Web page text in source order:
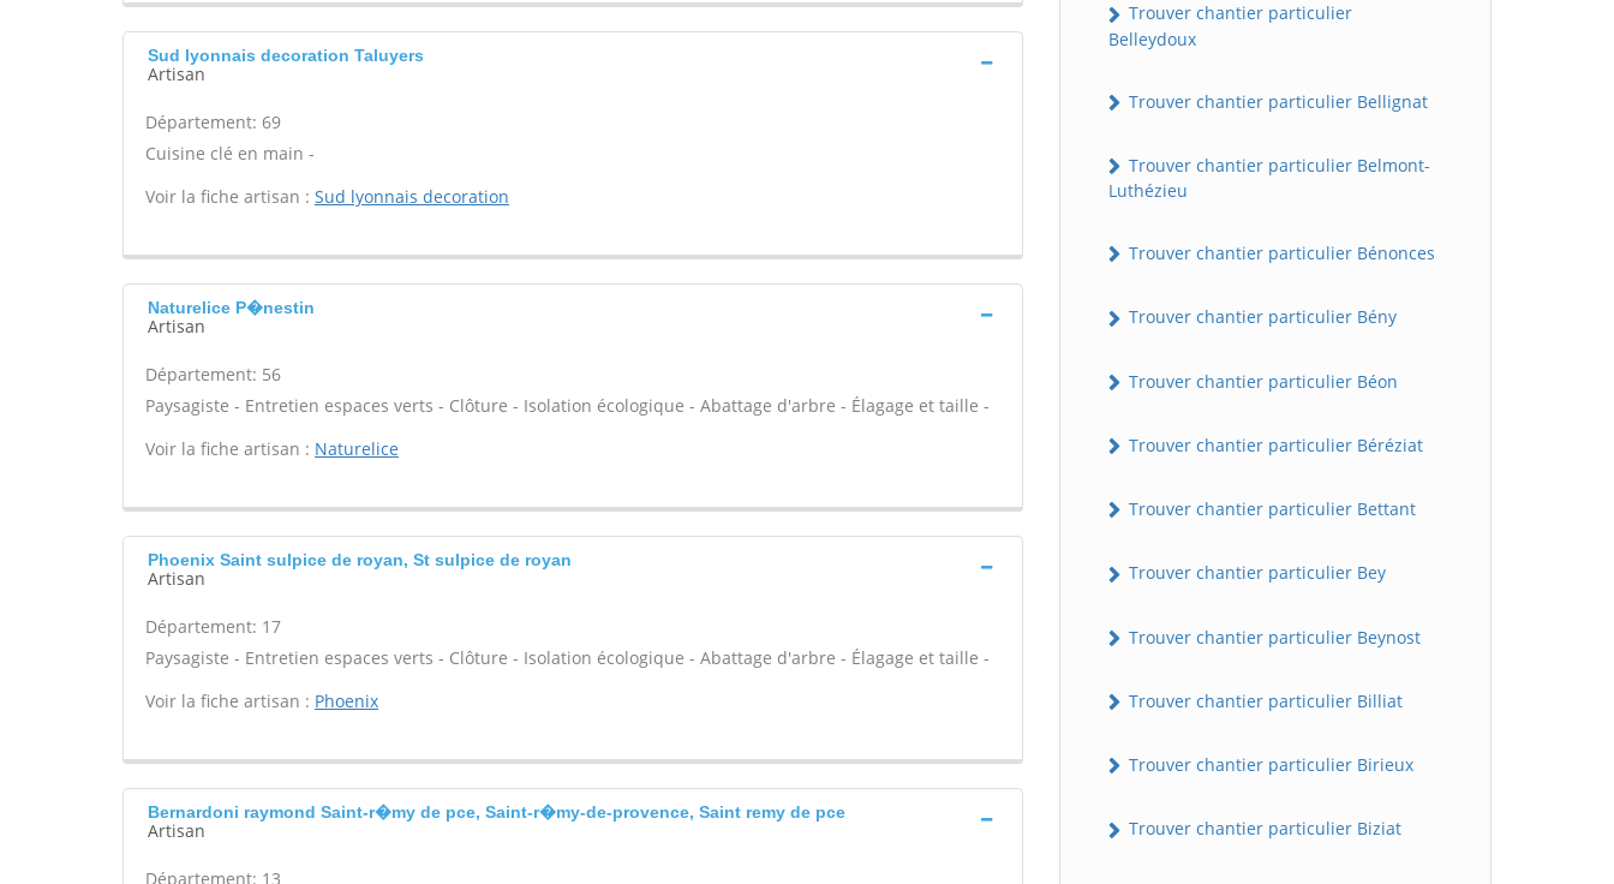
Sud lyonnais decoration Taluyers
Artisan
Département: 69
Cuisine clé en main -
Voir la fiche artisan : Sud lyonnais decoration
Naturelice P�nestin
Artisan
Département: 56
Paysagiste - Entretien espaces verts - Clôture - Isolation écologique - Abattage d'arbre - Élagage et taille -
Voir la fiche artisan : Naturelice
Phoenix Saint sulpice de royan, St sulpice de royan
Artisan
Département: 17
Paysagiste - Entretien espaces verts - Clôture - Isolation écologique - Abattage d'arbre - Élagage et taille -
Voir la fiche artisan : Phoenix
Bernardoni raymond Saint-r�my de pce, Saint-r�my-de-provence, Saint remy de pce
Artisan
Département: 13
Trouver chantier particulier
Belleydoux
Trouver chantier particulier Bellignat
Trouver chantier particulier Belmont-
Luthézieu
Trouver chantier particulier Bénonces
Trouver chantier particulier Bény
Trouver chantier particulier Béon
Trouver chantier particulier Béréziat
Trouver chantier particulier Bettant
Trouver chantier particulier Bey
Trouver chantier particulier Beynost
Trouver chantier particulier Billiat
Trouver chantier particulier Birieux
Trouver chantier particulier Biziat